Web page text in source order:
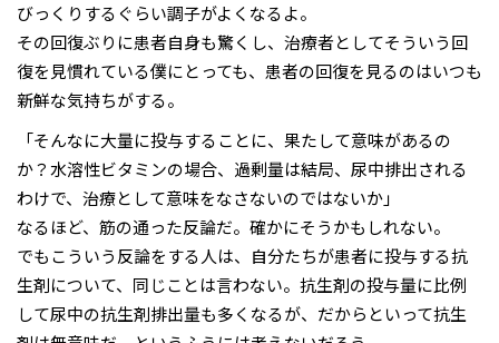
びっくりするぐらい調子がよくなるよ。
その回復ぶりに患者自身も驚くし、治療者としてそういう回
復を見慣れている僕にとっても、患者の回復を見るのはいつも
新鮮な気持ちがする。
「そんなに大量に投与することに、果たして意味があるの
か？水溶性ビタミンの場合、過剰量は結局、尿中排出される
わけで、治療として意味をなさないのではないか」
なるほど、筋の通った反論だ。確かにそうかもしれない。
でもこういう反論をする人は、自分たちが患者に投与する抗
生剤について、同じことは言わない。抗生剤の投与量に比例
して尿中の抗生剤排出量も多くなるが、だからといって抗生